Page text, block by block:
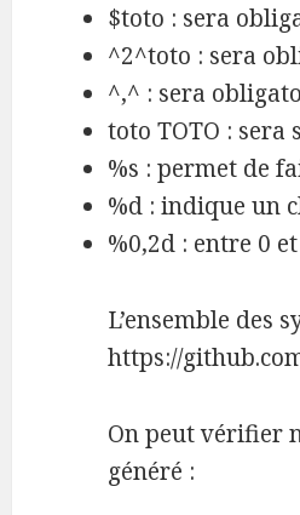
$toto : sera
^2^toto : sera
^,^ : sera
toto TOTO : sera
%s : permet de
%d : indique un
%0,2d : entre 0
L’ensemble des
https://
On peut vérifier
généré :